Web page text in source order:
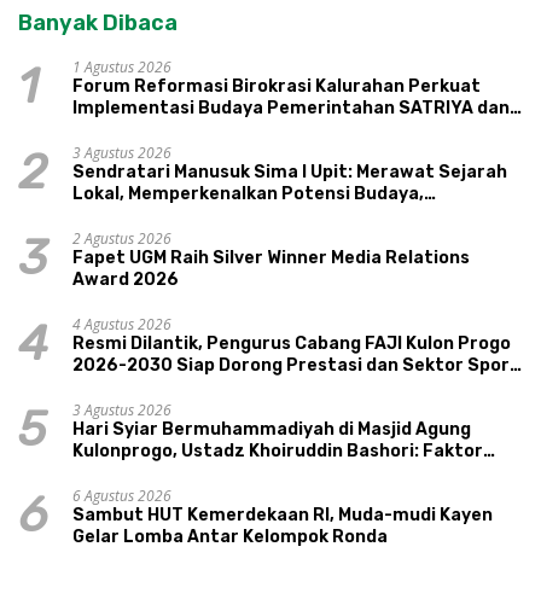
Banyak Dibaca
1
1 Agustus 2026
Forum Reformasi Birokrasi Kalurahan Perkuat
Implementasi Budaya Pemerintahan SATRIYA dan
2
3 Agustus 2026
Sendratari Manusuk Sima I Upit: Merawat Sejarah
Lokal, Memperkenalkan Potensi Budaya,
3
2 Agustus 2026
Fapet UGM Raih Silver Winner Media Relations
Award 2026
4
4 Agustus 2026
Resmi Dilantik, Pengurus Cabang FAJI Kulon Progo
2026-2030 Siap Dorong Prestasi dan Sektor Sport
5
3 Agustus 2026
Hari Syiar Bermuhammadiyah di Masjid Agung
Kulonprogo, Ustadz Khoiruddin Bashori: Faktor
6
6 Agustus 2026
Sambut HUT Kemerdekaan RI, Muda-mudi Kayen
Gelar Lomba Antar Kelompok Ronda